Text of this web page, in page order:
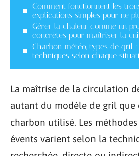
Comment fonctionnent les
explications simples pour ne
Gérer la chaleur comme un
concrètes pour maîtriser la
Charbon, météo, types de gril
techniques selon chaque
La maîtrise de la circulation
autant du modèle de gril que
charbon utilisé. Les
évents varient selon la